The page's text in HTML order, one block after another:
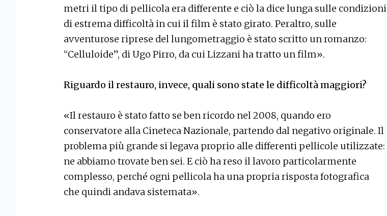
metri il tipo di pellicola era differente e ciò la dice lunga sulle condizioni
di estrema difficoltà in cui il film è stato girato. Peraltro, sulle
avventurose riprese del lungometraggio è stato scritto un romanzo:
“Celluloide”, di Ugo Pirro, da cui Lizzani ha tratto un film».
Riguardo il restauro, invece, quali sono state le difficoltà maggiori?
«Il restauro è stato fatto se ben ricordo nel 2008, quando ero
conservatore alla Cineteca Nazionale, partendo dal negativo originale. Il
problema più grande si legava proprio alle differenti pellicole utilizzate:
ne abbiamo trovate ben sei. E ciò ha reso il lavoro particolarmente
complesso, perché ogni pellicola ha una propria risposta fotografica
che quindi andava sistemata».